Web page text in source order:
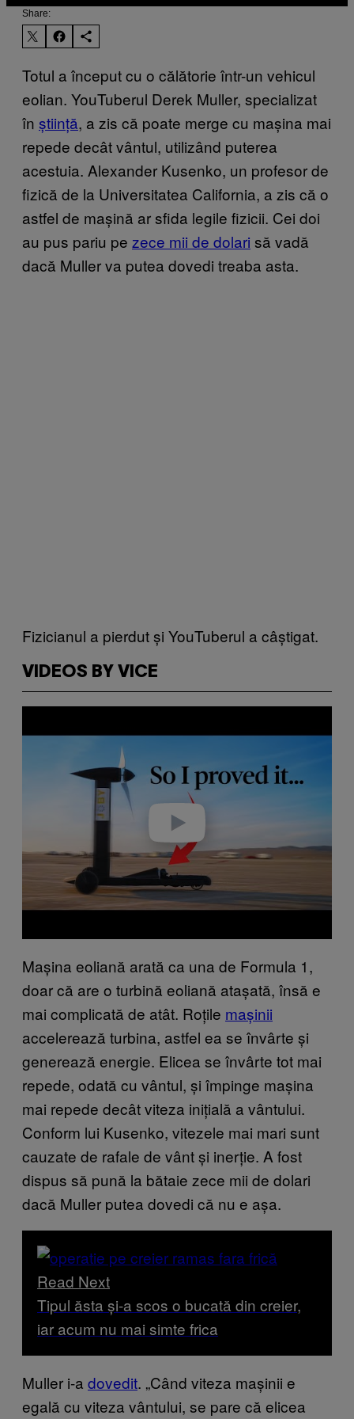
Share:
Totul a început cu o călătorie într-un vehicul
eolian. YouTuberul Derek Muller, specializat
în știință, a zis că poate merge cu mașina mai
repede decât vântul, utilizând puterea
acestuia. Alexander Kusenko, un profesor de
fizică de la Universitatea California, a zis că o
astfel de mașină ar sfida legile fizicii. Cei doi
au pus pariu pe zece mii de dolari să vadă
dacă Muller va putea dovedi treaba asta.
Fizicianul a pierdut și YouTuberul a câștigat.
VIDEOS BY VICE
Play video
Mașina eoliană arată ca una de Formula 1,
doar că are o turbină eoliană atașată, însă e
mai complicată de atât. Roțile mașinii
accelerează turbina, astfel ea se învârte și
generează energie. Elicea se învârte tot mai
repede, odată cu vântul, și împinge mașina
mai repede decât viteza inițială a vântului.
Conform lui Kusenko, vitezele mai mari sunt
cauzate de rafale de vânt și inerție. A fost
dispus să pună la bătaie zece mii de dolari
dacă Muller putea dovedi că nu e așa.
Read Next
Tipul ăsta și-a scos o bucată din creier,
iar acum nu mai simte frica
Muller i-a dovedit. „Când viteza mașinii e
egală cu viteza vântului, se pare că elicea